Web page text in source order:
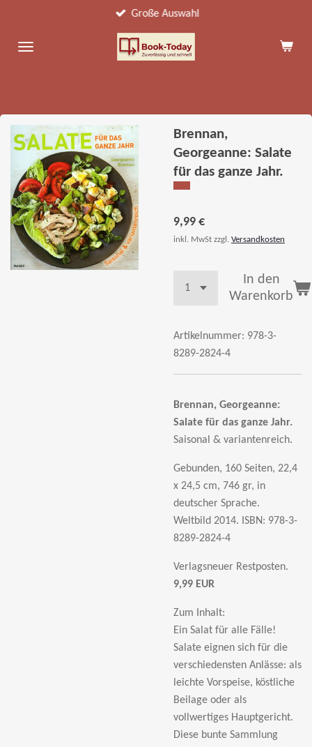
springen
Große Auswahl
Brennan,
Georgeanne: Salate
für das ganze Jahr.
9,99 €
inkl. MwSt zzgl. Versandkosten
In den
Warenkorb
Artikelnummer: 978-3-
8289-2824-4
Brennan, Georgeanne:
Salate für das ganze Jahr.
Saisonal & variantenreich.
Gebunden, 160 Seiten, 22,4
x 24,5 cm, 746 gr, in
deutscher Sprache.
Weltbild 2014. ISBN: 978-3-
8289-2824-4
Verlagsneuer Restposten.
9,99 EUR
Zum Inhalt:
Ein Salat für alle Fälle!
Salate eignen sich für die
verschiedensten Anlässe: als
leichte Vorspeise, köstliche
Beilage oder als
vollwertiges Hauptgericht.
Diese bunte Sammlung